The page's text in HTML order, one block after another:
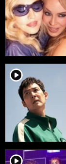
player2
player2